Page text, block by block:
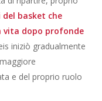
basket che
vita dopo profonde
iniziò gradualmente
e del proprio ruolo